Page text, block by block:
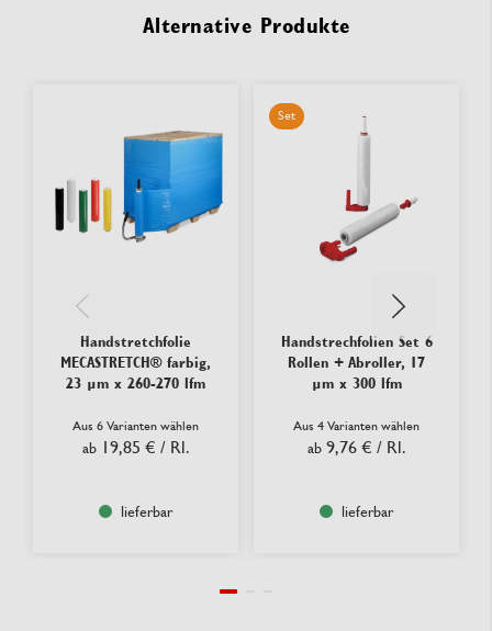
Alternative Produkte
Handstretchfolie
MECASTRETCH® farbig,
23 µm x 260-270 lfm
Aus 6 Varianten wählen
ab 19,85 € / Rl.
lieferbar
Set
Handstrechfolien Set 6
Rollen + Abroller, 17
µm x 300 lfm
Aus 4 Varianten wählen
ab 9,76 € / Rl.
lieferbar